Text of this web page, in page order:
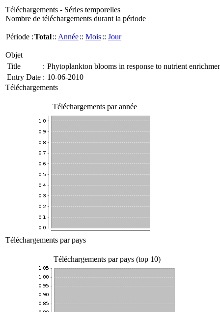
Téléchargements - Séries temporelles
Nombre de téléchargements durant la période
Période :Total:: Année:: Mois:: Jour
Objet
Title
: Phytoplankton blooms in response to nutrient
Entry Date : 10-06-2010
Téléchargements
Téléchargements par année
Téléchargements par pays
Téléchargements par pays (top 10)